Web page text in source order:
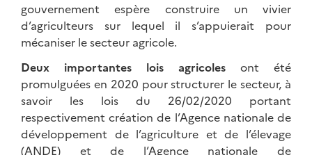
gouvernement espère construire un vivier
d’agriculteurs sur lequel il s’appuierait pour
mécaniser le secteur agricole.
Deux importantes lois agricoles ont été
promulguées en 2020 pour structurer le secteur, à
savoir les lois du 26/02/2020 portant
respectivement création de l’Agence nationale de
développement de l’agriculture et de l’élevage
(ANDE) et de l’Agence nationale de